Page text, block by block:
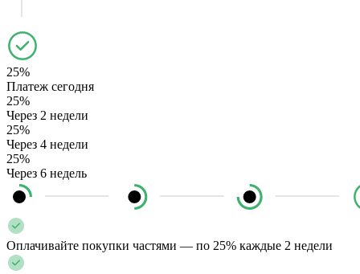
25%
Платеж сегодня
25%
Через 2 недели
25%
Через 4 недели
25%
Через 6 недель
Оплачивайте покупки частями — по 25% каждые 2 недели